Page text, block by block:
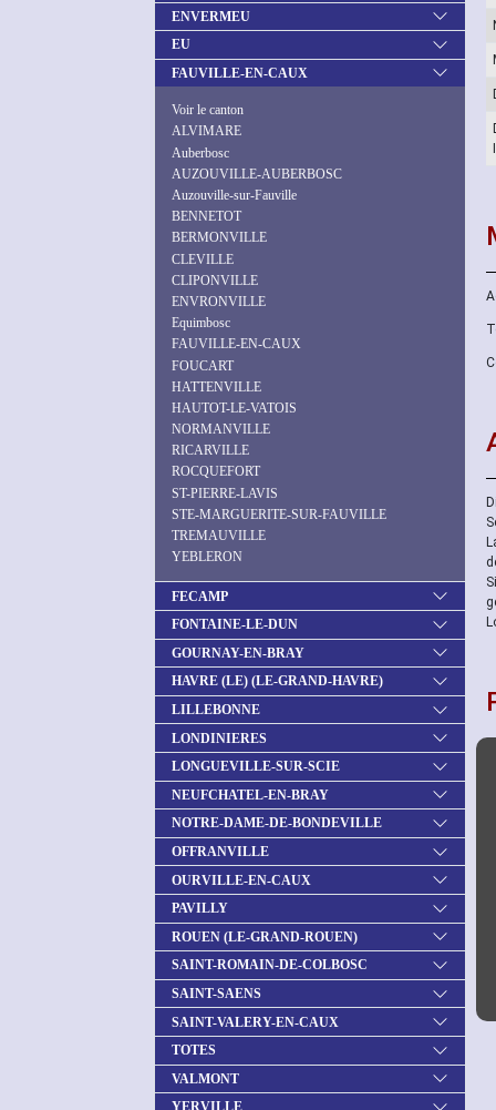
ENVERMEU
EU
FAUVILLE-EN-CAUX
Voir le canton
ALVIMARE
Auberbosc
AUZOUVILLE-AUBERBOSC
Auzouville-sur-Fauville
BENNETOT
BERMONVILLE
CLEVILLE
CLIPONVILLE
ENVRONVILLE
Equimbosc
FAUVILLE-EN-CAUX
FOUCART
HATTENVILLE
HAUTOT-LE-VATOIS
NORMANVILLE
RICARVILLE
ROCQUEFORT
ST-PIERRE-LAVIS
STE-MARGUERITE-SUR-FAUVILLE
TREMAUVILLE
YEBLERON
FECAMP
FONTAINE-LE-DUN
GOURNAY-EN-BRAY
HAVRE (LE) (LE-GRAND-HAVRE)
LILLEBONNE
LONDINIERES
LONGUEVILLE-SUR-SCIE
NEUFCHATEL-EN-BRAY
NOTRE-DAME-DE-BONDEVILLE
OFFRANVILLE
OURVILLE-EN-CAUX
PAVILLY
ROUEN (LE-GRAND-ROUEN)
SAINT-ROMAIN-DE-COLBOSC
SAINT-SAENS
SAINT-VALERY-EN-CAUX
TOTES
VALMONT